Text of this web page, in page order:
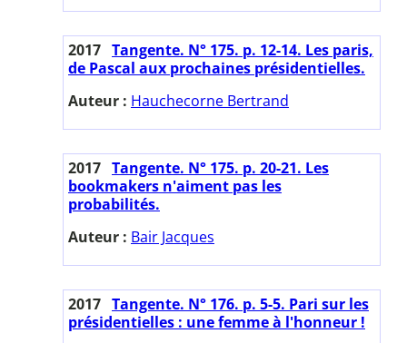
2017 Tangente. N° 175. p. 12-14. Les paris,
de Pascal aux prochaines présidentielles.
Auteur : Hauchecorne Bertrand
2017 Tangente. N° 175. p. 20-21. Les
bookmakers n'aiment pas les
probabilités.
Auteur : Bair Jacques
2017 Tangente. N° 176. p. 5-5. Pari sur les
présidentielles : une femme à l'honneur !